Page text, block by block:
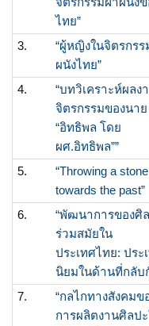
ไทย”
3.
“ผู้หญิงในจิตรกรร
ผนังไทย”
4.
“บทวิเคราะห์ผลง
จิตรกรรมของนาย
“อิทธิพล โดย
ผศ.อิทธิพล””
5.
“Throwing a stone
towards the past”
6.
“พัฒนาการของศิ
ร่วมสมัยใน
ประเทศไทย: ประ
นิยมในด้านที่กลับ
7.
“กลไกทางสังคมข
การผลิตงานศิลป